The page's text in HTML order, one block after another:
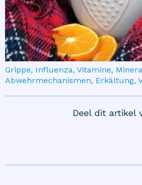
Grippe, Influenza, Vitamine,
Abwehrmechanismen, Erkältung,
Deel dit artikel